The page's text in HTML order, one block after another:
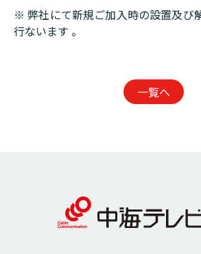
※ 弊社にて新規ご加入時の設置及び
行ないます 。
一覧へ